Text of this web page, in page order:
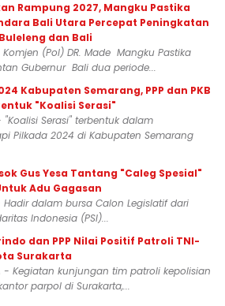
Rampung 2027, Mangku Pastika
Bali Utara Percepat Peningkatan
dan Bali
- Komjen (Pol) DR. Made Mangku Pastika
Gubernur Bali dua periode...
Kabupaten Semarang, PPP dan PKB
"Koalisi Serasi"
"Koalisi Serasi" terbentuk dalam
Pilkada 2024 di Kabupaten Semarang
Gus Yesa Tantang "Caleg Spesial"
Adu Gagasan
dalam bursa Calon Legislatif dari
Indonesia (PSI)...
dan PPP Nilai Positif Patroli TNI-
Surakarta
- Kegiatan kunjungan tim patroli kepolisian
parpol di Surakarta,...